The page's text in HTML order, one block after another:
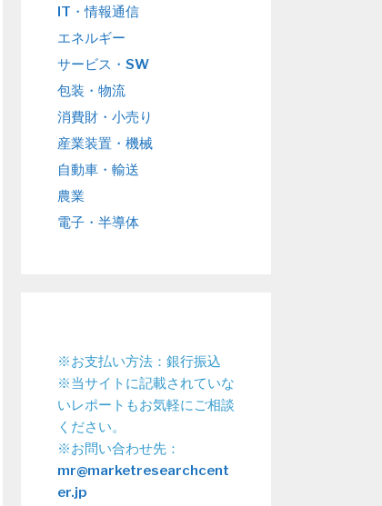
IT・情報通信
エネルギー
サービス・SW
包装・物流
消費財・小売り
産業装置・機械
自動車・輸送
農業
電子・半導体
※お支払い方法：銀行振込
※当サイトに記載されていな
いレポートもお気軽にご相談
ください。
※お問い合わせ先：
mr@marketresearchcent
er.jp